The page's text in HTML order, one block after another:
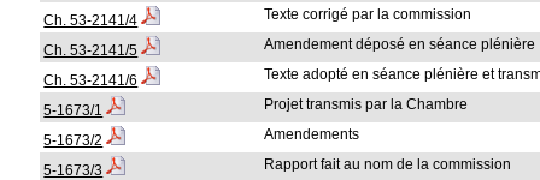
Ch. 53-2141/4 Texte corrigé par la commission
Ch. 53-2141/5 Amendement déposé en séance plénière
Ch. 53-2141/6 Texte adopté en séance plénière et
5-1673/1 Projet transmis par la Chambre
5-1673/2 Amendements
5-1673/3 Rapport fait au nom de la commission